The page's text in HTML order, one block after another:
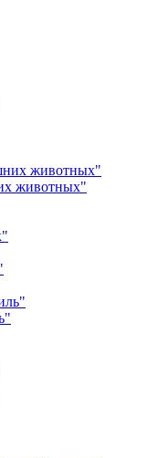
животных"